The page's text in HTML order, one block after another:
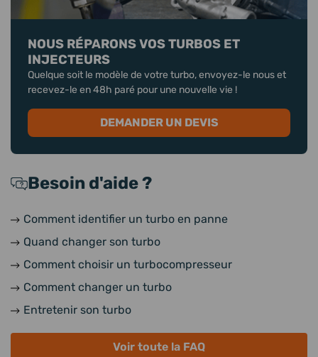
NOUS RÉPARONS VOS TURBOS ET
INJECTEURS
Quelque soit le modèle de votre turbo, envoyez-le nous et
recevez-le en 48h paré pour une nouvelle vie !
DEMANDER UN DEVIS
Besoin d'aide ?
Comment identifier un turbo en panne
Quand changer son turbo
Comment choisir un turbocompresseur
Comment changer un turbo
Entretenir son turbo
Voir toute la FAQ